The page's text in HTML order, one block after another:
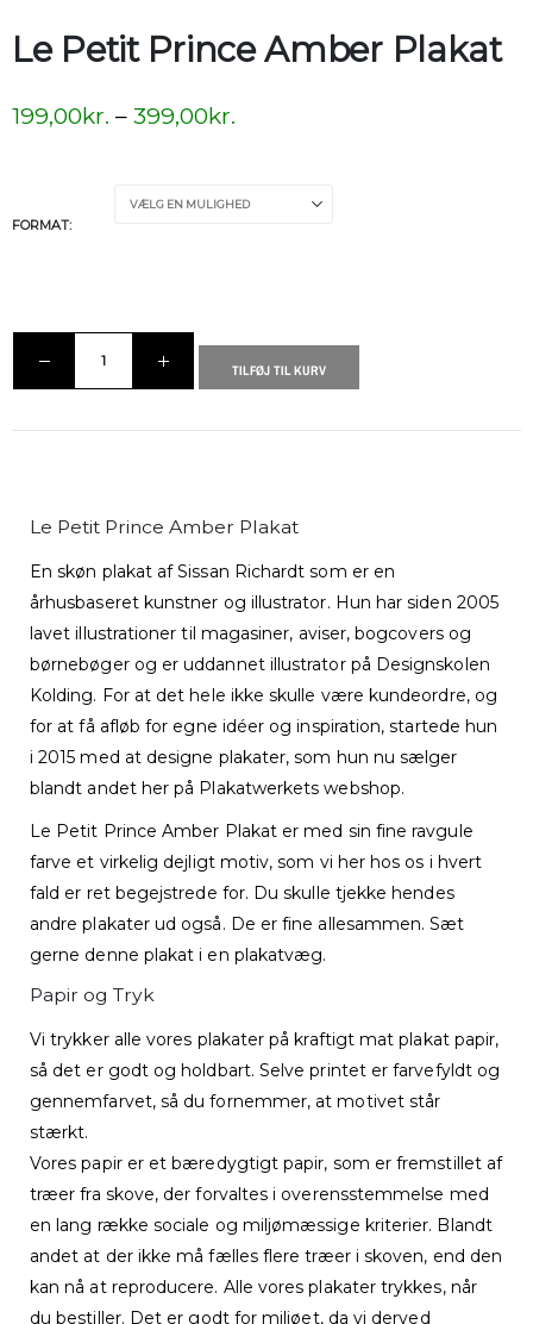
Le Petit Prince Amber Plakat
199,00kr. – 399,00kr.
FORMAT
TILFØJ TIL KURV
Le Petit Prince Amber Plakat
En skøn plakat af Sissan Richardt som er en
århusbaseret kunstner og illustrator. Hun har siden 2005
lavet illustrationer til magasiner, aviser, bogcovers og
børnebøger og er uddannet illustrator på Designskolen
Kolding. For at det hele ikke skulle være kundeordre, og
for at få afløb for egne idéer og inspiration, startede hun
i 2015 med at designe plakater, som hun nu sælger
blandt andet her på Plakatwerkets webshop.
Le Petit Prince Amber Plakat er med sin fine ravgule
farve et virkelig dejligt motiv, som vi her hos os i hvert
fald er ret begejstrede for. Du skulle tjekke hendes
andre plakater ud også. De er fine allesammen. Sæt
gerne denne plakat i en plakatvæg.
Papir og Tryk
Vi trykker alle vores plakater på kraftigt mat plakat papir,
så det er godt og holdbart. Selve printet er farvefyldt og
gennemfarvet, så du fornemmer, at motivet står
stærkt.
Vores papir er et bæredygtigt papir, som er fremstillet af
træer fra skove, der forvaltes i overensstemmelse med
en lang række sociale og miljømæssige kriterier. Blandt
andet at der ikke må fælles flere træer i skoven, end den
kan nå at reproducere. Alle vores plakater trykkes, når
du bestiller. Det er godt for miljøet, da vi derved